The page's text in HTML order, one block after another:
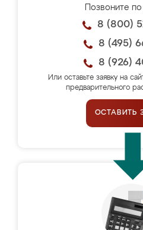
Позвоните
8 (800)
8 (495)
8 (926)
Или оставьте заявку на
предварительного
ОСТАВИТЬ